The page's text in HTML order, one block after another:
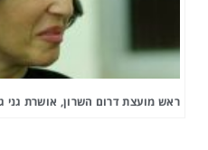
ראש מועצת דרום השרון, אושרת גני